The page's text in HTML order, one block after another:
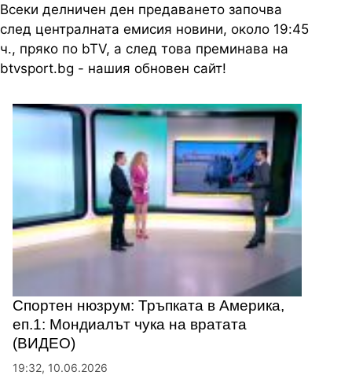
Всеки делничен ден предаването започва
след централната емисия новини, около 19:45
ч., пряко по bTV, а след това преминава на
btvsport.bg - нашия обновен сайт!
Спортен нюзрум: Тръпката в Америка,
еп.1: Мондиалът чука на вратата
(ВИДЕО)
19:32, 10.06.2026